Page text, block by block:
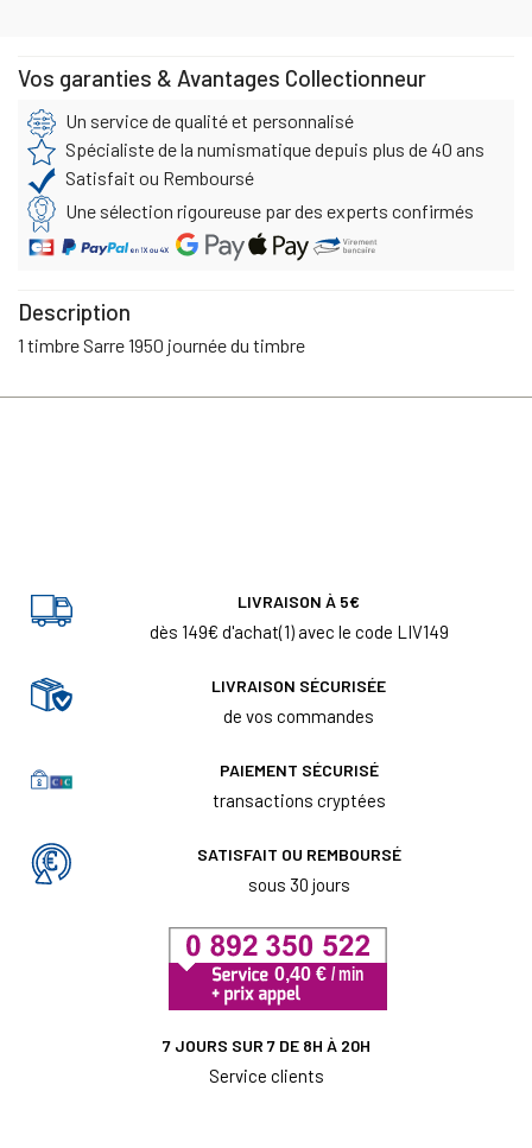
Vos garanties & Avantages Collectionneur
Un service de qualité et personnalisé
Spécialiste de la numismatique depuis plus de 40 ans
Satisfait ou Remboursé
Une sélection rigoureuse par des experts confirmés
Description
1 timbre Sarre 1950 journée du timbre
LIVRAISON À 5€
dès 149€ d'achat(1) avec le code LIV149
LIVRAISON SÉCURISÉE
de vos commandes
PAIEMENT SÉCURISÉ
transactions cryptées
SATISFAIT OU REMBOURSÉ
sous 30 jours
7 JOURS SUR 7 DE 8H À 20H
Service clients